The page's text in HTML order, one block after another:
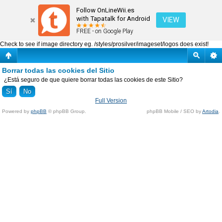
Follow OnLineWii.es
with Tapatalk for Android
FREE - on Google Play
VIEW
Check to see if image directory eg. /styles/prosilver/imageset/logos does exist!
Borrar todas las cookies del Sitio
Borrar todas las cookies del Sitio
¿Está seguro de que quiere borrar todas las cookies de este Sitio?
Full Version
Powered by phpBB © phpBB Group. phpBB Mobile / SEO byArtodia.